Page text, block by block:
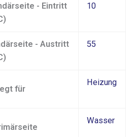
- Eintritt
10
- Austritt
55
für
Heizung
Wasser